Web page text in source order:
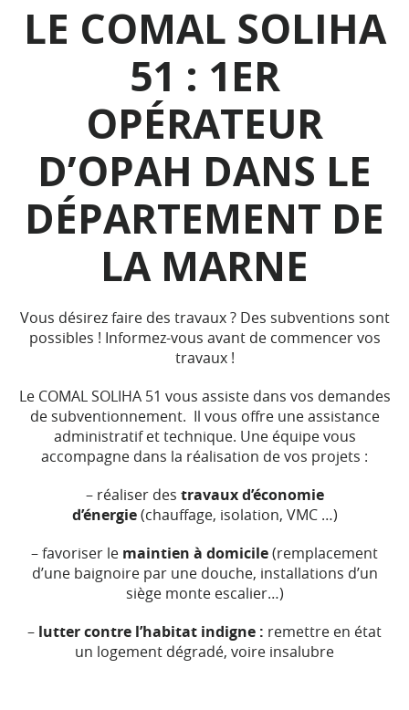
LE COMAL SOLIHA
51 : 1ER
OPÉRATEUR
D’OPAH DANS LE
DÉPARTEMENT DE
LA MARNE
Vous désirez faire des travaux ? Des subventions sont
possibles ! Informez-vous avant de commencer vos
travaux !
Le COMAL SOLIHA 51 vous assiste dans vos demandes
de subventionnement. Il vous offre une assistance
administratif et technique. Une équipe vous
accompagne dans la réalisation de vos projets :
– réaliser des travaux d’économie
d’énergie(chauffage, isolation, VMC …)
– favoriser le maintien à domicile(remplacement
d’une baignoire par une douche, installations d’un
siège monte escalier…)
– lutter contre l’habitat indigne : remettre en état
un logement dégradé, voire insalubre